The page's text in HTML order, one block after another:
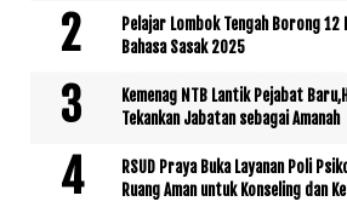
Pelajar Lombok Tengah Borong 12
Bahasa Sasak 2025
Kemenag NTB Lantik Pejabat
Tekankan Jabatan sebagai Amanah
RSUD Praya Buka Layanan Poli
Ruang Aman untuk Konseling dan